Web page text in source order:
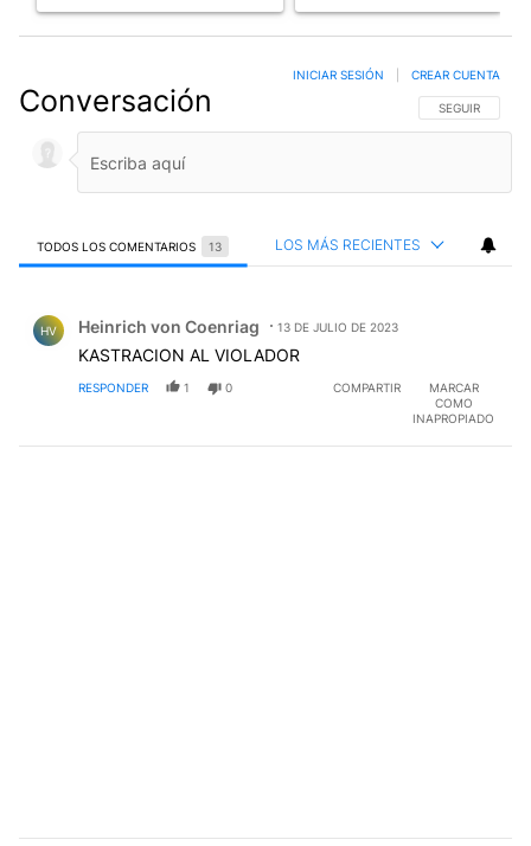
Conversación SIGA ESTA
SEGUIR
INICIAR SESIÓN CREAR CUENTA
TODOS LOS COMENTARIOS 13 LOS MÁS RECIENTES
HV Heinrich von Coenriag 13 DE JULIO DE 2023
KASTRACION AL VIOLADOR
RESPONDER 1 0 COMPARTIR
MARCAR
COMO
INAPROPIADO